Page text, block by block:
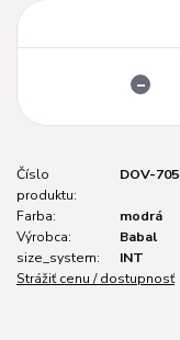
Číslo
produktu:
DOV-705
Farba:
modrá
Výrobca:
Babal
size_system:
INT
Strážiť cenu / dostupnosť